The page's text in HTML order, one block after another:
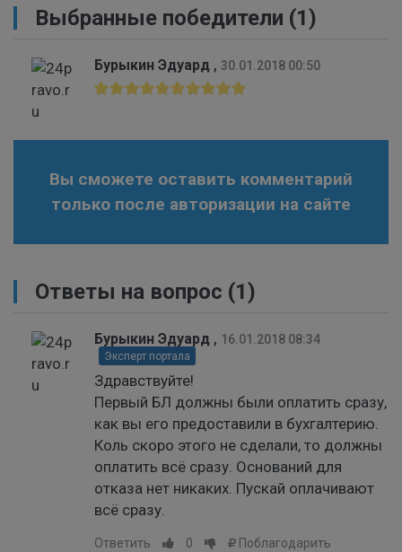
Выбранные победители (1)
Бурыкин Эдуард , 30.01.2018 00:50
Вы сможете оставить комментарий
только после авторизации на сайте
Ответы на вопрос (1)
Бурыкин Эдуард , 16.01.2018 08:34
Эксперт портала
Здравствуйте!
Первый БЛ должны были оплатить сразу,
как вы его предоставили в бухгалтерию.
Коль скоро этого не сделали, то должны
оплатить всё сразу. Оснований для
отказа нет никаких. Пускай оплачивают
всё сразу.
Ответить 0 Поблагодарить